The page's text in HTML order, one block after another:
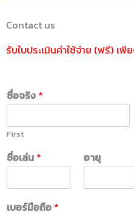
Contact us
รับใบประเมินค่าใช้จ่าย (ฟรี) เ
ชื่อจริง *
First
ชื่อเล่น * อายุ
เบอร์มือถือ *